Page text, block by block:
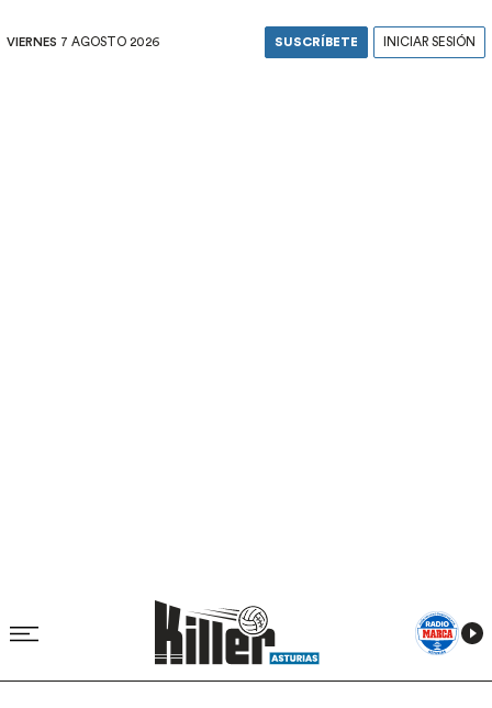
VIERNES 7 AGOSTO 2026 SUSCRÍBETE INICIAR SESIÓN